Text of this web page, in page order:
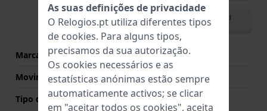
Descarregar o manual
(Portuguese)
Marca de movimento
Casio
Movimento suíço
Não
Tipo de Mostrador
Analógico
As suas definições de privacidade
O Relogios.pt utiliza diferentes tipos
de cookies. Para alguns tipos,
precisamos da sua autorização.
Os cookies necessários e as
estatísticas anónimas estão sempre
automaticamente activos; se clicar
em "aceitar todos os cookies", aceita